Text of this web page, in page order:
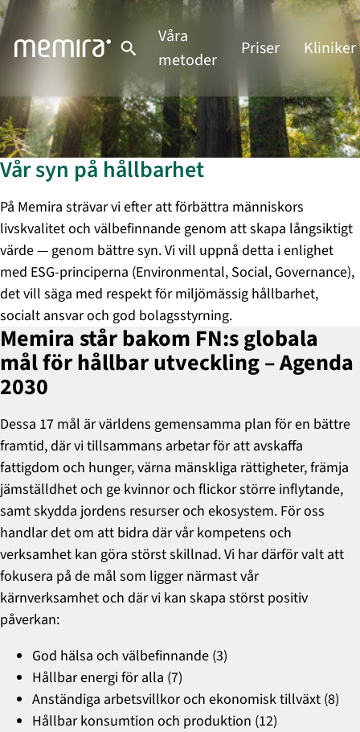
Hoppa
till
innehåll
Våra
metoder
Priser Kliniker
Vår syn på hållbarhet
På Memira strävar vi efter att förbättra människors
livskvalitet och välbefinnande genom att skapa långsiktigt
värde — genom bättre syn. Vi vill uppnå detta i enlighet
med ESG-principerna (Environmental, Social, Governance),
det vill säga med respekt för miljömässig hållbarhet,
socialt ansvar och god bolagsstyrning.
Memira står bakom FN:s globala
mål för hållbar utveckling – Agenda
2030
Dessa 17 mål är världens gemensamma plan för en bättre
framtid, där vi tillsammans arbetar för att avskaffa
fattigdom och hunger, värna mänskliga rättigheter, främja
jämställdhet och ge kvinnor och flickor större inflytande,
samt skydda jordens resurser och ekosystem. För oss
handlar det om att bidra där vår kompetens och
verksamhet kan göra störst skillnad. Vi har därför valt att
fokusera på de mål som ligger närmast vår
kärnverksamhet och där vi kan skapa störst positiv
påverkan:
God hälsa och välbefinnande (3)
Hållbar energi för alla (7)
Anständiga arbetsvillkor och ekonomisk tillväxt (8)
Hållbar konsumtion och produktion (12)